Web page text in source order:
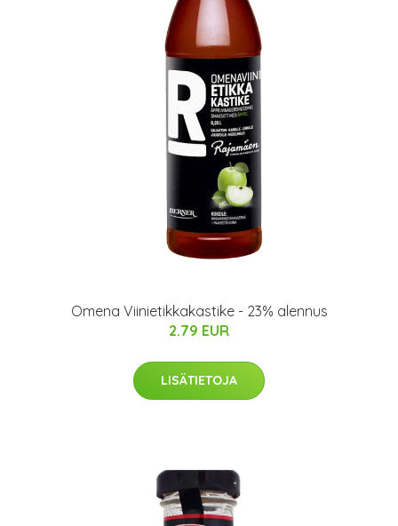
Omena Viinietikkakastike - 23% alennus
2.79 EUR
LISÄTIETOJA